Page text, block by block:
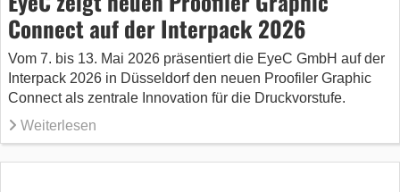
Connect auf der Interpack 2026
Vom 7. bis 13. Mai 2026 präsentiert die EyeC GmbH auf der
Interpack 2026 in Düsseldorf den neuen Proofiler Graphic
Connect als zentrale Innovation für die Druckvorstufe.
Weiterlesen